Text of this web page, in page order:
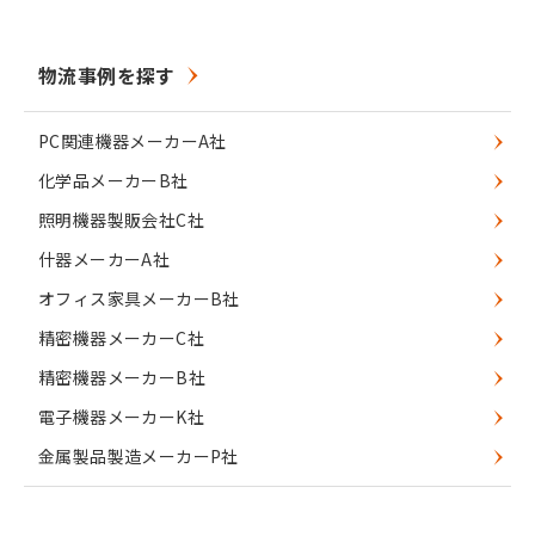
物流事例を探す
PC関連機器メーカーA社
化学品メーカーB社
照明機器製販会社C社
什器メーカーA社
オフィス家具メーカーB社
精密機器メーカーC社
精密機器メーカーB社
電子機器メーカーK社
金属製品製造メーカーP社